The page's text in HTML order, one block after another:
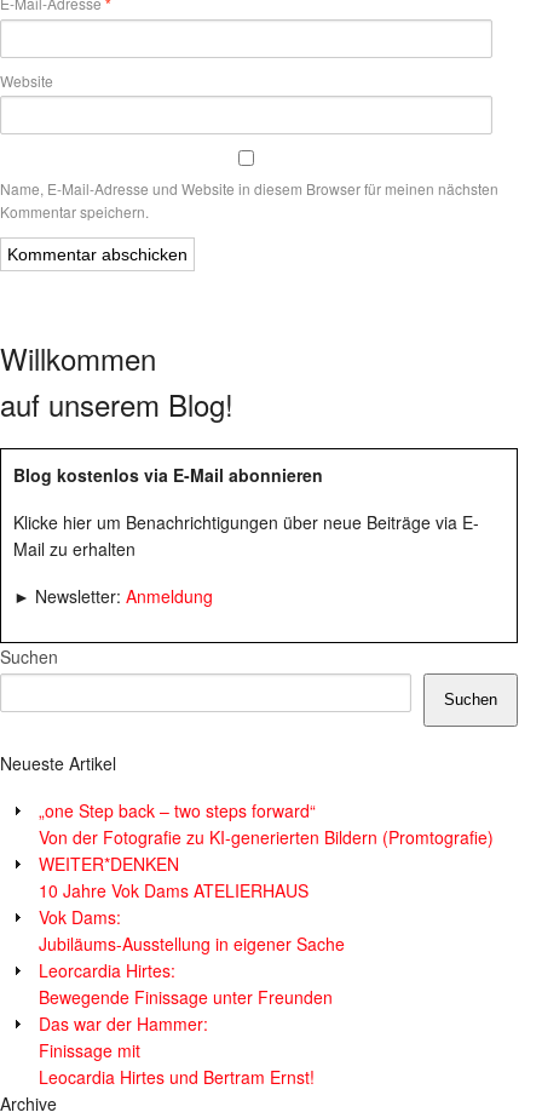
Website
Name, E-Mail-Adresse und Website in diesem Browser für meinen nächsten
Kommentar speichern.
Willkommen
auf unserem Blog!
Blog kostenlos via E-Mail abonnieren
Klicke hier um Benachrichtigungen über neue Beiträge via E-
Mail zu erhalten
► Newsletter: Anmeldung
Suchen
Suchen
Neueste Artikel
„one Step back – two steps forward“
Von der Fotografie zu KI-generierten Bildern (Promtografie)
WEITER*DENKEN
10 Jahre Vok Dams ATELIERHAUS
Vok Dams:
Jubiläums-Ausstellung in eigener Sache
Leorcardia Hirtes:
Bewegende Finissage unter Freunden
Das war der Hammer:
Finissage mit
Leocardia Hirtes und Bertram Ernst!
Archive